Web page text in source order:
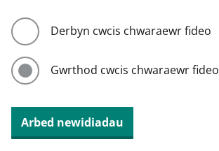
Derbyn cwcis chwaraewr fideo
Gwrthod cwcis chwaraewr fideo
Arbed newidiadau